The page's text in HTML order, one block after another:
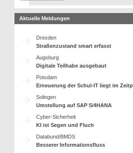
Aktuelle Meldungen
Dresden
Straßenzustand smart erfasst
Augsburg
Digitale Teilhabe ausgebaut
Potsdam
Erneuerung der Schul-IT liegt im
Solingen
Umstellung auf SAP S/4HANA
Cyber-Sicherheit
KI ist Segen und Fluch
Databund/BMDS
Besserer Informationsfluss